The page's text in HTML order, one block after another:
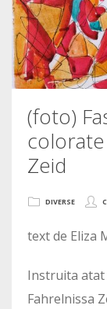
(foto)
Zeid
DIVERSE
text de Eliza
Instruita atat
Fahrelnissa